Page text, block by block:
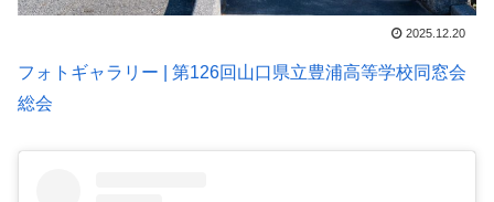
2025.12.20
フォトギャラリー | 第126回山口県立豊浦高等学校同窓会
総会